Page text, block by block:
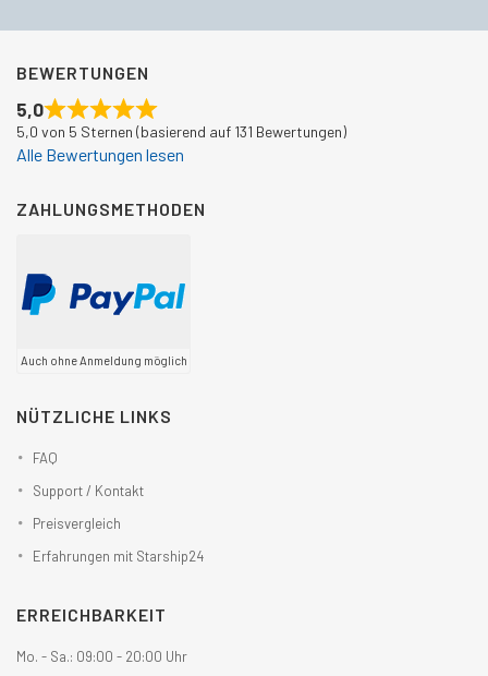
BEWERTUNGEN
5,0
5,0 von 5 Sternen (basierend auf 131 Bewertungen)
Alle Bewertungen lesen
ZAHLUNGSMETHODEN
Auch ohne Anmeldung möglich
NÜTZLICHE LINKS
FAQ
Support / Kontakt
Preisvergleich
Erfahrungen mit Starship24
ERREICHBARKEIT
Mo. - Sa.: 09:00 - 20:00 Uhr